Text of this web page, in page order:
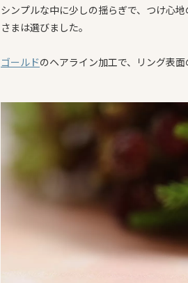
シンプルな中に少しの揺らぎで、つけ心
さまは選びました。
ゴールドのヘアライン加工で、リング表面